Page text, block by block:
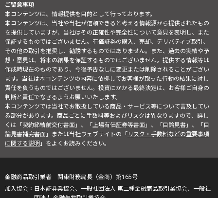
ご留意事項
本コンテンツは、情報提供を目的として行っております。
本コンテンツは、当社や当社が信頼できると考える情報源から提供されたもの
を提供していますが、当社はその正確性や完全性について意見を表明し、また
保証するものではございません。有価証券の購入、売却、デリバティブ取引、
その他の取引を推奨し、勧誘するものではありません。また、過去の実績や予
想・意見は、将来の結果を保証するものではございません。提供する情報等は
作成時現在のものであり、今後予告なしに変更または削除されることがござい
ます。当社は本コンテンツの内容に依拠してお客様が取った行動の結果に対し
責任を負うものではございません。投資にかかる最終決定は、お客様ご自身の
判断と責任でなさるようお願いいたします。
本コンテンツでは当社でお取扱している商品・サービス等について言及してい
る部分があります。商品ごとに手数料等およびリスクは異なりますので、詳し
くは「契約締結前交付書面」、「上場有価証券等書面」、「目論見書」、「目
論見書補完書面」または当社ウェブサイトの「リスク・手数料などの重要事項
に関する説明」をよくお読みください。
金融商品取引業者 関東財務局長（金商）第165号
日本証券業協会、一般社団法人 第二種金融商品取引業協会、一般社